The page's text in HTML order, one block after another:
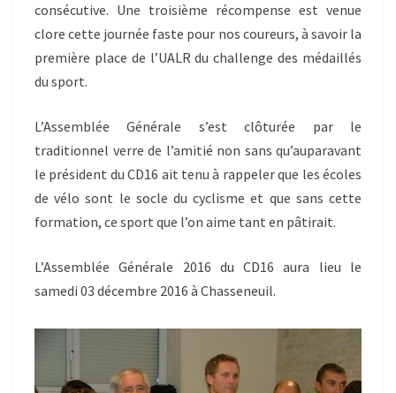
consécutive. Une troisième récompense est venue
clore cette journée faste pour nos coureurs, à savoir la
première place de l’UALR du challenge des médaillés
du sport.
L’Assemblée Générale s’est clôturée par le
traditionnel verre de l’amitié non sans qu’auparavant
le président du CD16 ait tenu à rappeler que les écoles
de vélo sont le socle du cyclisme et que sans cette
formation, ce sport que l’on aime tant en pâtirait.
L’Assemblée Générale 2016 du CD16 aura lieu le
samedi 03 décembre 2016 à Chasseneuil.